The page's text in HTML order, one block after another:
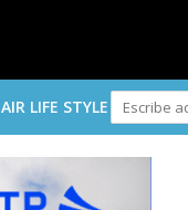
AIR LIFE STYLE